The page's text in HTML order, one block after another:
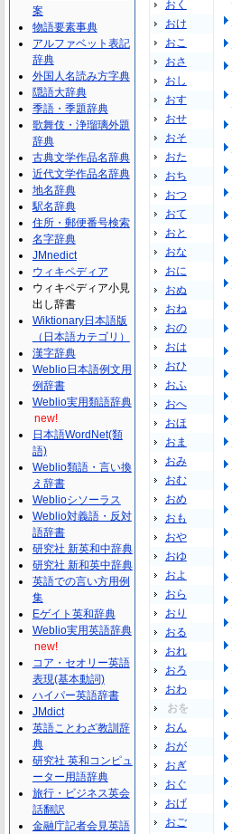
おく
おけ
おこ
おさ
おし
おす
おせ
おそ
おた
おち
おつ
おて
おと
おな
おに
おぬ
おね
おの
おは
おひ
おふ
おへ
おほ
おま
おみ
おむ
おめ
おも
おや
おゆ
およ
おら
おり
おる
おれ
おろ
おわ
おを
おん
おが
おぎ
おぐ
おげ
おご
案
物語要素事典
アルファベット表記
辞典
外国人名読み方字典
隠語大辞典
季語・季題辞典
歌舞伎・浄瑠璃外題
辞典
古典文学作品名辞典
近代文学作品名辞典
地名辞典
駅名辞典
住所・郵便番号検索
名字辞典
JMnedict
ウィキペディア
ウィキペディア小見
出し辞書
Wiktionary日本語版
（日本語カテゴリ）
漢字辞典
Weblio日本語例文用
例辞書
Weblio実用類語辞典
new!
日本語WordNet(類
語)
Weblio類語・言い換
え辞書
Weblioシソーラス
Weblio対義語・反対
語辞書
研究社 新英和中辞典
研究社 新和英中辞典
英語での言い方用例
集
Eゲイト英和辞典
Weblio実用英語辞典
new!
コア・セオリー英語
表現(基本動詞)
ハイパー英語辞書
JMdict
英語ことわざ教訓辞
典
研究社 英和コンピュ
ーター用語辞典
旅行・ビジネス英会
話翻訳
金融庁記者会見英語